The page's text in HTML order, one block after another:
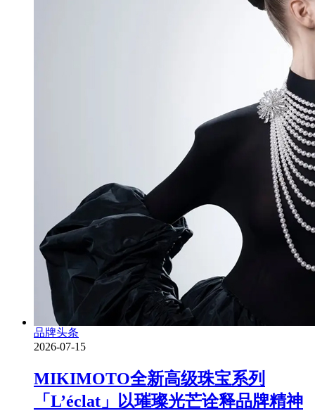
品牌头条
2026-07-15
MIKIMOTO全新高级珠宝系列
「L’éclat」以璀璨光芒诠释品牌精神